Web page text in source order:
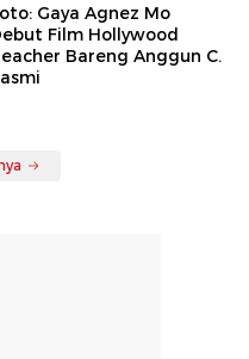
Gaya Agnez Mo
Film Hollywood
Bareng Anggun C.